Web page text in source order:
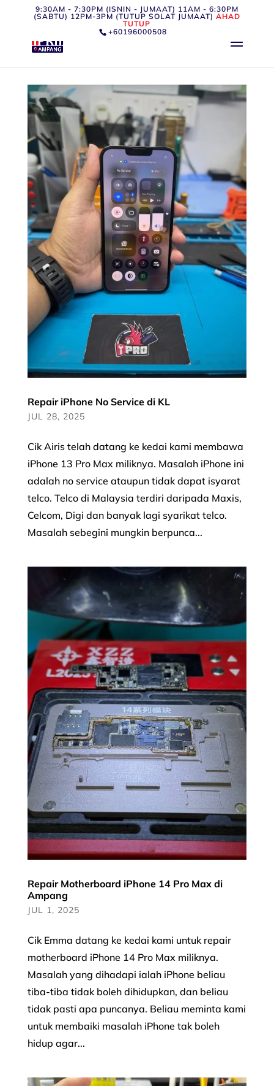
9:30AM - 7:30PM (ISNIN - JUMAAT) 11AM - 6:30PM
(SABTU) 12PM-3PM (TUTUP SOLAT JUMAAT) AHAD
TUTUP
+60196000508
Repair iPhone No Service di KL
JUL 28, 2025
Cik Airis telah datang ke kedai kami membawa
iPhone 13 Pro Max miliknya. Masalah iPhone ini
adalah no service ataupun tidak dapat isyarat
telco. Telco di Malaysia terdiri daripada Maxis,
Celcom, Digi dan banyak lagi syarikat telco.
Masalah sebegini mungkin berpunca...
Repair Motherboard iPhone 14 Pro Max di
Ampang
JUL 1, 2025
Cik Emma datang ke kedai kami untuk repair
motherboard iPhone 14 Pro Max miliknya.
Masalah yang dihadapi ialah iPhone beliau
tiba-tiba tidak boleh dihidupkan, dan beliau
tidak pasti apa puncanya. Beliau meminta kami
untuk membaiki masalah iPhone tak boleh
hidup agar...